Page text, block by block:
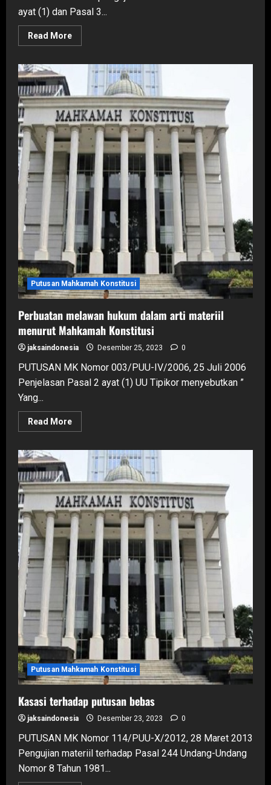
ayat (1) dan Pasal 3...
Read MoreRead
more
dalam
Pasal
2
ayat
(1)
dan
Pasal
UU
Tipikor
Putusan Mahkamah Konstitusi
Perbuatan melawan hukum dalam arti materiil
menurut Mahkamah Konstitusi
jaksaindonesia Desember 25, 2023 0
PUTUSAN MK Nomor 003/PUU-IV/2006, 25 Juli 2006
Penjelasan Pasal 2 ayat (1) UU Tipikor menyebutkan ”
Yang...
Read MoreRead
more
melawan
hukum
dalam
arti
materiil
menurut
Mahkamah
Konstitusi
Putusan Mahkamah Konstitusi
Kasasi terhadap putusan bebas
jaksaindonesia Desember 23, 2023 0
PUTUSAN MK Nomor 114/PUU-X/2012, 28 Maret 2013
Pengujian materiil terhadap Pasal 244 Undang-Undang
Nomor 8 Tahun 1981...